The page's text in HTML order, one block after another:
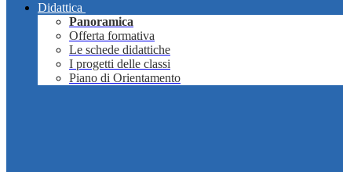
Didattica
Panoramica
Offerta formativa
Le schede didattiche
I progetti delle classi
Piano di Orientamento